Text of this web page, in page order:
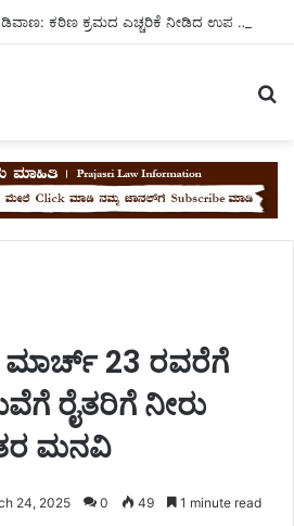
ಅಕ್ರಮ ಚಟುವಟಿಕೆಗಳಿಗೆ ಕಡಿವಾಣ: ಕಠಿಣ ಕ್ರಮದ ಎಚ್ಚರಿಕೆ ನೀಡಿದ ಉಪ ವಿಭಾಗಾಧಿಕಾರಿ ನ್ಯಾಮನಗೌಡ.
23 ರವರೆಗೆ
ರೈತರಿಗೆ ನೀರು
ಮನವಿ
24, 2025 0 49 1 minute read